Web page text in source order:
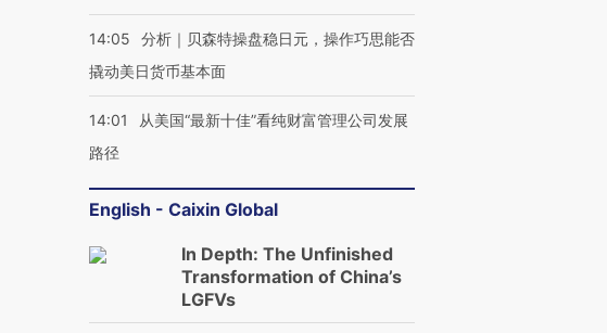
14:05
分析｜贝森特操盘稳日元，操作巧思能否
撬动美日货币基本面
14:01
从美国“最新十佳”看纯财富管理公司发展
路径
English - Caixin Global
In Depth: The Unfinished
Transformation of China’s
LGFVs